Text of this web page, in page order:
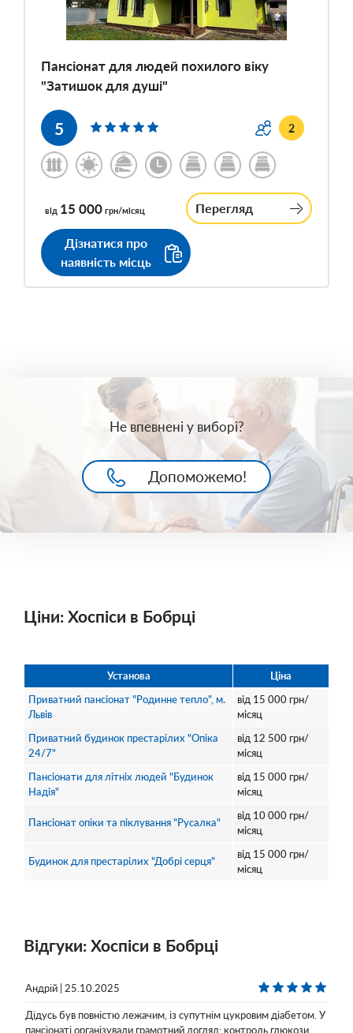
Пансіонат для людей похилого віку
"Затишок для душі"
5 2
від 15 000 грн/місяц Перегляд
Дізнатися про
наявність місць
Не впевнені у виборі?
Допоможемо!
Ціни: Хоспіси в Бобрці
Установа
Ціна
Приватний пансіонат "Родинне тепло", м.
Львів
від 15 000грн/
місяц
Приватний будинок престарілих "Опіка
24/7"
від 12 500 грн/
місяц
Пансіонати для літніх людей "Будинок
Надія"
від 15 000грн/
місяц
Пансіонат опіки та піклування "Русалка"
від 10 000 грн/
місяц
Будинок для престарілих "Добрі серця"
від 15 000грн/
місяц
Відгуки: Хоспіси в Бобрці
Андрій | 25.10.2025
Дідусь був повністю лежачим, із супутнім цукровим діабетом. У
пансіонаті організували грамотний догляд: контроль глюкози,